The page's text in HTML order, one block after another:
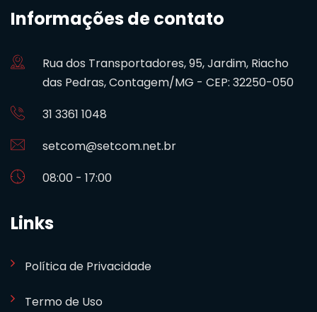
Informações de contato
Rua dos Transportadores, 95, Jardim, Riacho
das Pedras, Contagem/MG - CEP: 32250-050
31 3361 1048
setcom@setcom.net.br
08:00 - 17:00
Links
Política de Privacidade
Termo de Uso